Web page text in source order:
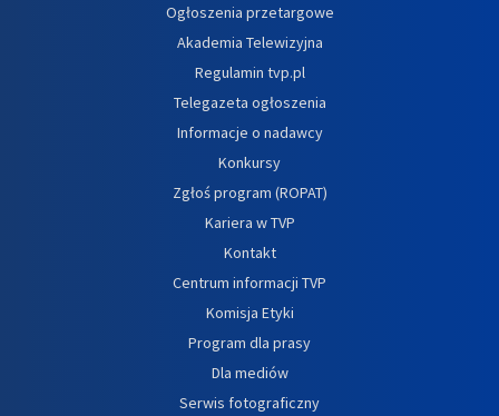
Ogłoszenia przetargowe
Akademia Telewizyjna
Regulamin tvp.pl
Telegazeta ogłoszenia
Informacje o nadawcy
Konkursy
Zgłoś program (ROPAT)
Kariera w TVP
Kontakt
Centrum informacji TVP
Komisja Etyki
Program dla prasy
Dla mediów
Serwis fotograficzny